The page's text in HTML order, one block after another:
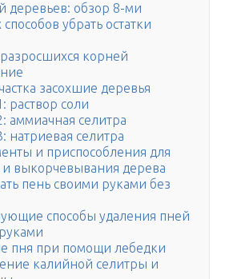
деревьев: обзор 8-ми
убрать остатки
корней
засохшие деревья
раствор соли
аммиачная селитра
натриевая селитра
и приспособления для
и выкорчевывания дерева
пень своими руками без
способы удаления пней
пня при помощи лебедки
калийной селитры и